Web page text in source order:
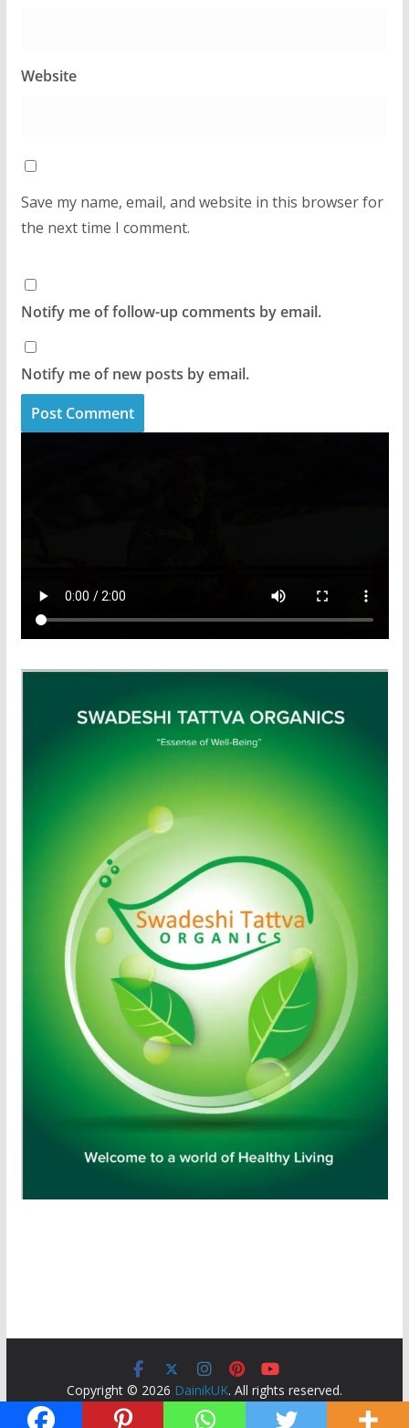
Website
Save my name, email, and website in this browser for
the next time I comment.
Notify me of follow-up comments by email.
Notify me of new posts by email.
Copyright © 2026 DainikUK. All rights reserved.
Theme:
ColorMag by ThemeGrill. Powered by WordPress.